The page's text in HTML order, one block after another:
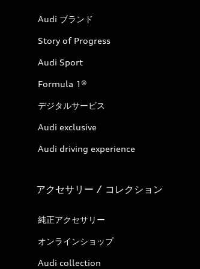
Audi ブランド
Story of Progress
Audi Sport
Formula 1®
デジタルサービス
Audi exclusive
Audi driving experience
アクセサリー / コレクション
純正アクセサリー
オンラインショップ
Audi collection